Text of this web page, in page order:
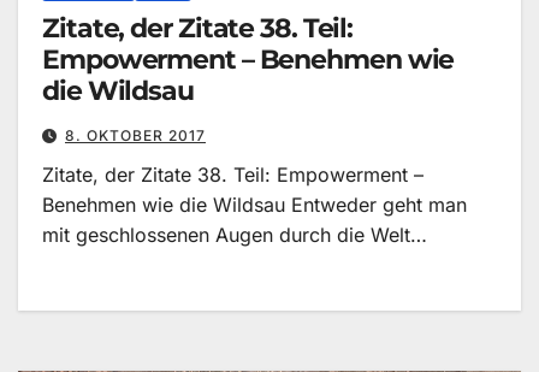
Zitate, der Zitate 38. Teil:
Empowerment – Benehmen wie
die Wildsau
8. OKTOBER 2017
Zitate, der Zitate 38. Teil: Empowerment –
Benehmen wie die Wildsau Entweder geht man
mit geschlossenen Augen durch die Welt…